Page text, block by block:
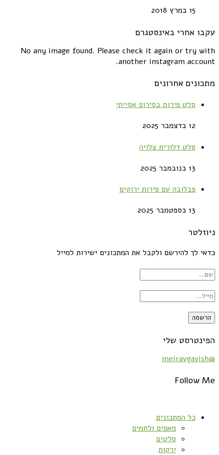
15 במרץ 2018
עקבו אחרי באינסטגרם
No any image found. Please check it again or try with
another instagram account.
מתכונים אחרונים
סלט פירות בסירופ אסייתי
12 בדצמבר 2025
סלט דלורית צלויה
13 בנובמבר 2025
פבלובה עם פירות ירוקים
13 בספטמבר 2025
ניוזלטר
כדאי לך להירשם ולקבל את המתכונים ישירות למייל
הפינטרסט שלי
@meiravgavish
Follow Me
כל המתכונים
מאפים ולחמים
סלטים
ירקות